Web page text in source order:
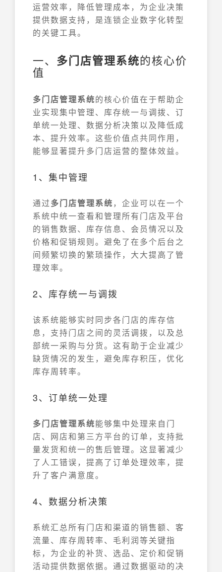
运营效率，降低管理成本，为企业决策
提供数据支持，是连锁企业数字化转型
的关键工具。
一、 多门店管理系统的核心价
值
多门店管理系统的核心价值在于帮助企
业实现集中管理、库存统一与调拨、订
单统一处理、数据分析决策以及降低成
本、提升效率。这些价值点共同作用，
能够显著提升多门店运营的整体效益。
1、集中管理
通过多门店管理系统 ，企业可以在一个
系统中统一查看和管理所有门店及平台
的销售数据、库存信息、会员情况以及
价格和促销规则。避免了在多个后台之
间频繁切换的繁琐操作，大大提高了管
理效率。
2、库存统一与调拨
该系统能够实时同步各门店的库存信
息，支持门店之间的灵活调拨，以及总
部统一采购与分货。这有助于企业减少
缺货情况的发生，避免库存积压，优化
库存周转率。
3、订单统一处理
多门店管理系统能够集中处理来自门
店、网店和第三方平台的订单，支持批
量发货和统一的售后管理。这显著减少
了人工错误，提高了订单处理效率，提
升了客户满意度。
4、数据分析决策
系统汇总所有门店和渠道的销售额、客
流量、库存周转率、毛利润等关键指
标，为企业的补货、选品、定价和促销
活动提供数据依据。通过数据驱动的决